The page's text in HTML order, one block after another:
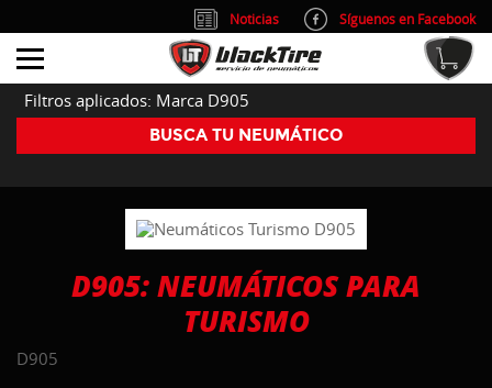
Filtros aplicados: Marca D905
BUSCA TU NEUMÁTICO
D905: NEUMÁTICOS PARA
TURISMO
D905
Noticias
Síguenos en Facebook
info@blacktire.es
914 353 309
Atención al cliente: L/V 9:00-14:00 y 15:00-19:00